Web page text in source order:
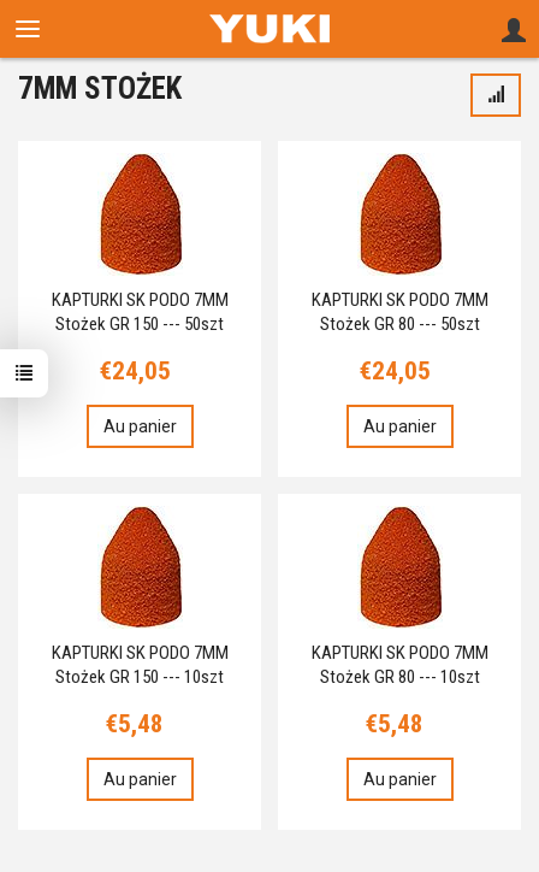
7MM STOŻEK
KAPTURKI SK PODO 7MM
Stożek GR 150 --- 50szt
€24,05
Au panier
KAPTURKI SK PODO 7MM
Stożek GR 80 --- 50szt
€24,05
Au panier
KAPTURKI SK PODO 7MM
Stożek GR 150 --- 10szt
€5,48
Au panier
KAPTURKI SK PODO 7MM
Stożek GR 80 --- 10szt
€5,48
Au panier